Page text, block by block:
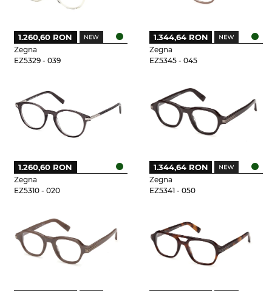
Zegna
EZ5329 - 039
1.260,60 RON
Zegna
EZ5345 - 045
1.344,64 RON
Zegna
EZ5310 - 020
1.260,60 RON
Zegna
EZ5341 - 050
1.344,64 RON